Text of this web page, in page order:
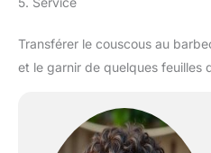
Transférer le couscous au
et le garnir de quelques feuilles